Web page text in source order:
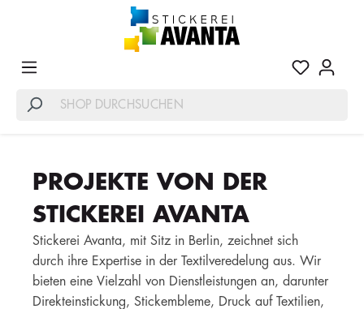
PROJEKTE VON DER
STICKEREI AVANTA
Stickerei Avanta, mit Sitz in Berlin, zeichnet sich
durch ihre Expertise in der Textilveredelung aus. Wir
bieten eine Vielzahl von Dienstleistungen an, darunter
Direkteinstickung, Stickembleme, Druck auf Textilien,